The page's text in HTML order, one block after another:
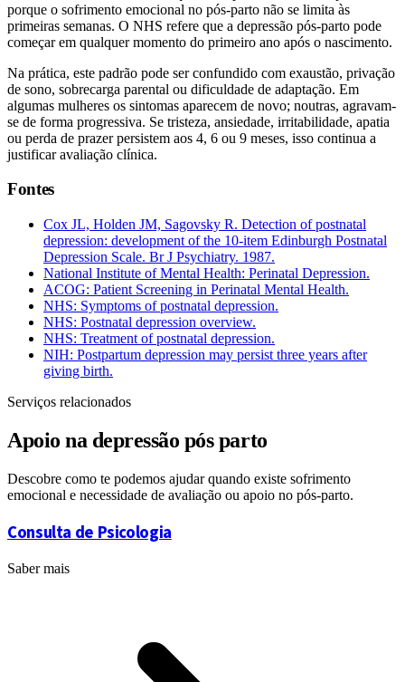
porque o sofrimento emocional no pós-parto não se limita às
primeiras semanas. O NHS refere que a depressão pós-parto pode
começar em qualquer momento do primeiro ano após o nascimento.
Na prática, este padrão pode ser confundido com exaustão, privação
de sono, sobrecarga parental ou dificuldade de adaptação. Em
algumas mulheres os sintomas aparecem de novo; noutras, agravam-
se de forma progressiva. Se tristeza, ansiedade, irritabilidade, apatia
ou perda de prazer persistem aos 4, 6 ou 9 meses, isso continua a
justificar avaliação clínica.
Fontes
Cox JL, Holden JM, Sagovsky R. Detection of postnatal
depression: development of the 10-item Edinburgh Postnatal
Depression Scale. Br J Psychiatry. 1987.
National Institute of Mental Health: Perinatal Depression.
ACOG: Patient Screening in Perinatal Mental Health.
NHS: Symptoms of postnatal depression.
NHS: Postnatal depression overview.
NHS: Treatment of postnatal depression.
NIH: Postpartum depression may persist three years after
giving birth.
Serviços relacionados
Apoio na depressão pós parto
Descobre como te podemos ajudar quando existe sofrimento
emocional e necessidade de avaliação ou apoio no pós-parto.
Consulta de Psicologia
Saber mais